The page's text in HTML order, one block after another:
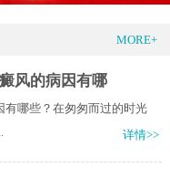
MORE+
风的病因有哪
有哪些？在匆匆而过的时光
详情>>